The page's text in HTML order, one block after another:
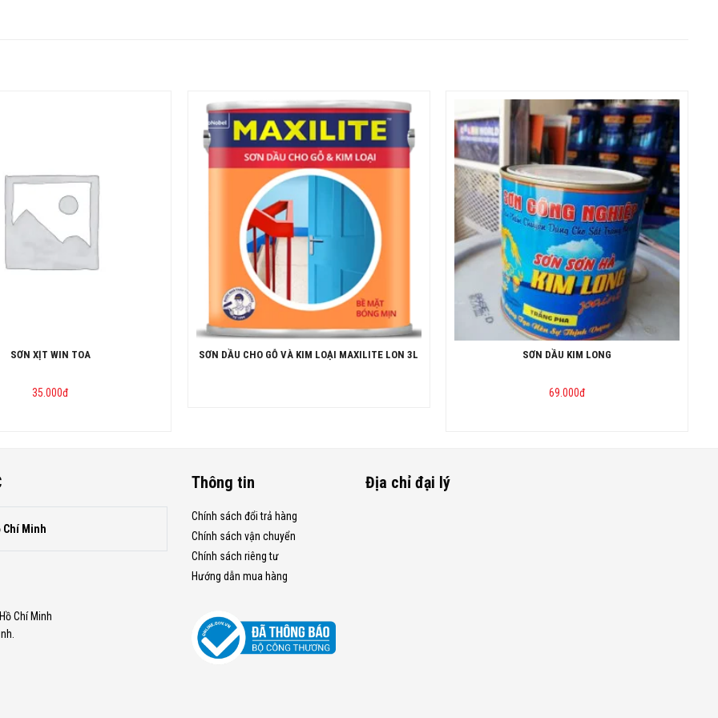
SƠN XỊT WIN TOA
35.000đ
SƠN DẦU CHO GỖ VÀ KIM LOẠI MAXILITE LON 3L SƠN DẦU KIM LONG
69.000đ
Chí Minh
Chí Minh
Thông tin
Chính sách đổi trả hàng
Chính sách vận chuyển
Chính sách riêng tư
Hướng dẫn mua hàng
Địa chỉ đại lý